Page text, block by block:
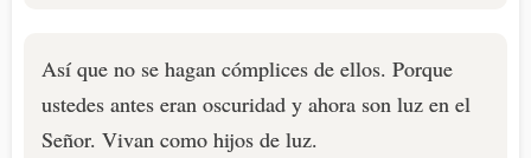
Así que no se hagan cómplices de ellos. Porque
ustedes antes eran oscuridad y ahora son luz en el
Señor. Vivan como hijos de luz.